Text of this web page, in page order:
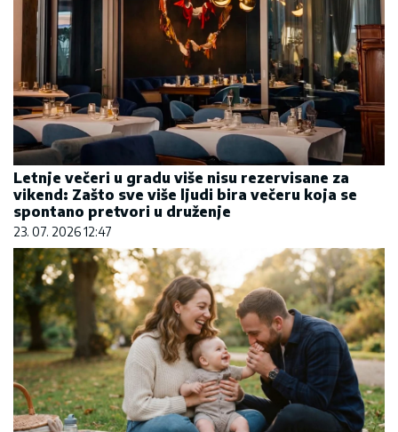
Letnje večeri u gradu više nisu rezervisane za
vikend: Zašto sve više ljudi bira večeru koja se
spontano pretvori u druženje
23. 07. 2026 12:47